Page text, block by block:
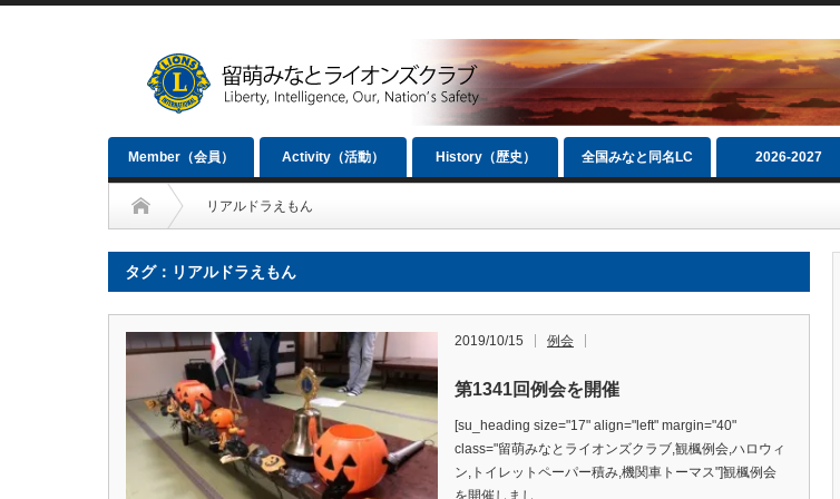
Member（会員） Activity（活動） History（歴史） 全国みなと同名LC 2026‐2027
リアルドラえもん
タグ：リアルドラえもん
2019/10/15 例会
第1341回例会を開催
[su_heading size="17" align="left" margin="40"
class="留萌みなとライオンズクラブ,観楓例会,ハロウィ
ン,トイレットペーパー積み,機関車トーマス"]観楓例会
を開催しまし…